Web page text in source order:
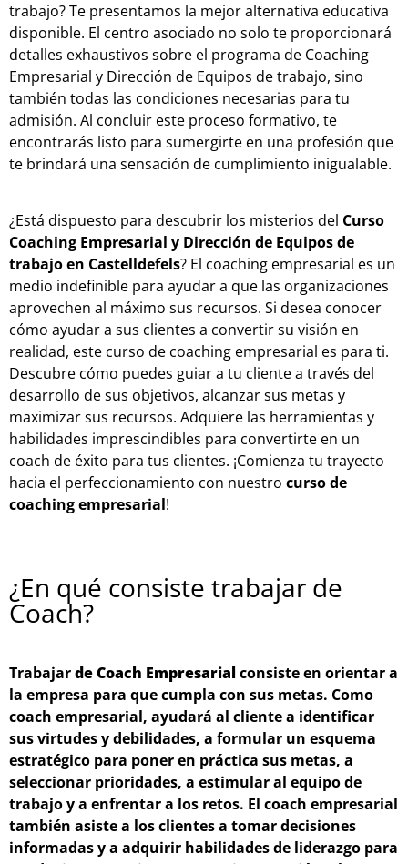
trabajo? Te presentamos la mejor alternativa educativa
disponible. El centro asociado no solo te proporcionará
detalles exhaustivos sobre el programa de Coaching
Empresarial y Dirección de Equipos de trabajo, sino
también todas las condiciones necesarias para tu
admisión. Al concluir este proceso formativo, te
encontrarás listo para sumergirte en una profesión que
te brindará una sensación de cumplimiento inigualable.
¿Está dispuesto para descubrir los misterios del Curso
Coaching Empresarial y Dirección de Equipos de
trabajo en Castelldefels? El coaching empresarial es un
medio indefinible para ayudar a que las organizaciones
aprovechen al máximo sus recursos. Si desea conocer
cómo ayudar a sus clientes a convertir su visión en
realidad, este curso de coaching empresarial es para ti.
Descubre cómo puedes guiar a tu cliente a través del
desarrollo de sus objetivos, alcanzar sus metas y
maximizar sus recursos. Adquiere las herramientas y
habilidades imprescindibles para convertirte en un
coach de éxito para tus clientes. ¡Comienza tu trayecto
hacia el perfeccionamiento con nuestro curso de
coaching empresarial!
¿En qué consiste trabajar de
Coach?
Trabajarde Coach Empresarialconsiste en orientar a
la empresa para que cumpla con sus metas. Como
coach empresarial, ayudará al cliente a identificar
sus virtudes y debilidades, a formular un esquema
estratégico para poner en práctica sus metas, a
seleccionar prioridades, a estimular al equipo de
trabajo y a enfrentar a los retos. El coach empresarial
también asiste a los clientes a tomar decisiones
informadas y a adquirir habilidades de liderazgo para